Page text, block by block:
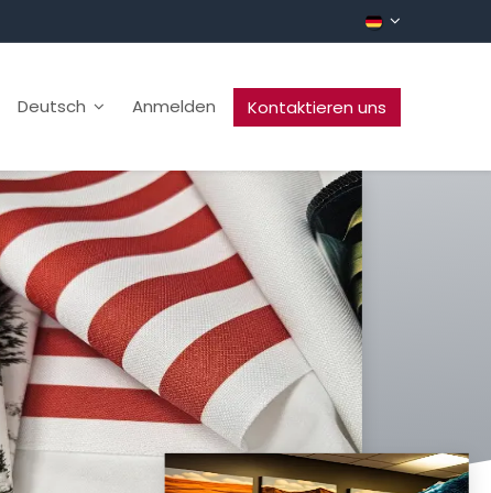
Deutsch Anmelden Kontaktieren uns